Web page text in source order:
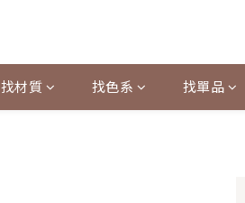
找材質 找色系 找單品